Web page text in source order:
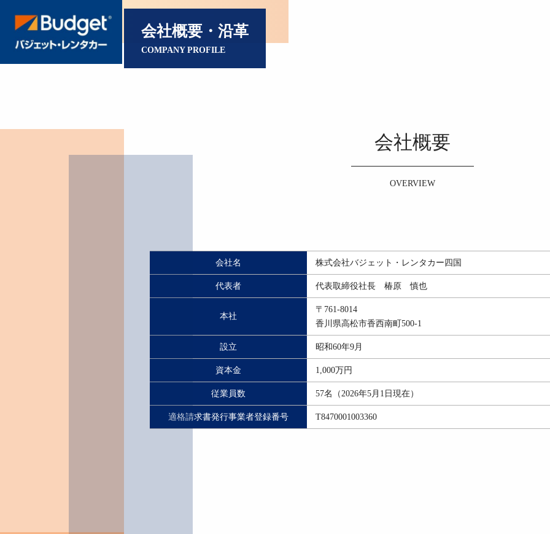
会社概要・沿革
COMPANY PROFILE
会社概要
OVERVIEW
会社名 株式会社バジェット・レンタカー四国
代表者 代表取締役社長 椿原 慎也
本社
〒761-8014
香川県高松市香西南町500-1
設立 昭和60年9月
資本金 1,000万円
従業員数 57名（2026年5月1日現在）
適格請求書発行事業者登録番号 T8470001003360